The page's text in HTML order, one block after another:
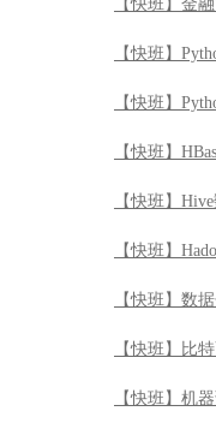
【快班】
【快班】数
【快班】比
【快班】机
【快班】机
【快班】快速
【快班】软
【快班】软件
【快班】大